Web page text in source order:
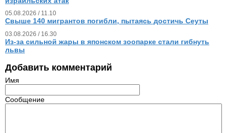
05.08.2026 / 11.10
Свыше 140 мигрантов погибли, пытаясь достичь Сеуты
03.08.2026 / 16.30
Из‑за сильной жары в японском зоопарке стали гибнуть
львы
Добавить комментарий
Имя
Сообщение